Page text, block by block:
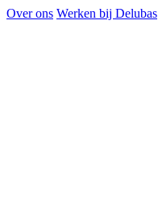
Over ons Werken bij Delubas